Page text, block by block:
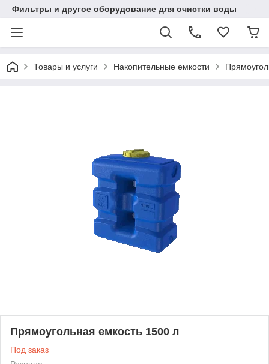
Фильтры и другое оборудование для очистки воды
Товары и услуги Накопительные емкости
Прямоугольная емкость 1500 л
Под заказ